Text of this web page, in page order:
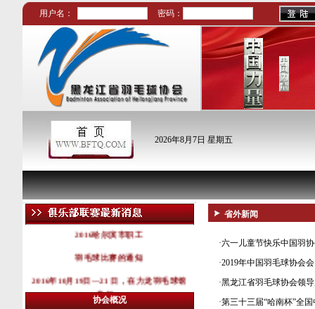
用户名： 密码：
2026年8月7日 星期五
2016哈尔滨市职工
羽毛球比赛的通知
2016年10月19日—21 日，在力龙羽毛球馆
举行。
协会概况
省外新闻
·六一儿童节快乐中国羽
·2019年中国羽毛球协会
·黑龙江省羽毛球协会领
·第三十三届“哈南杯”全